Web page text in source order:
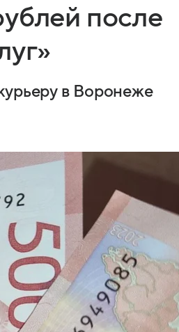
после
в Воронеже